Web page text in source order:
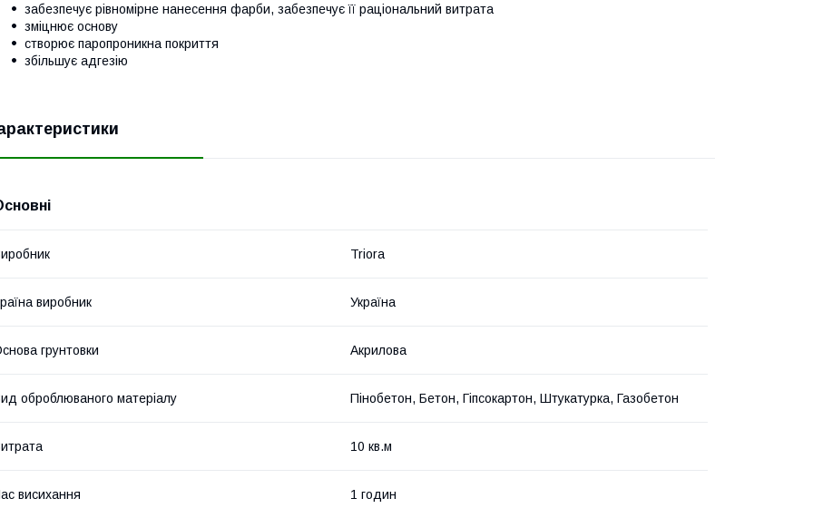
забезпечує рівномірне нанесення фарби, забезпечує її раціональний витрата
зміцнює основу
створює паропроникна покриття
збільшує адгезію
Triora
виробник Україна
грунтовки Акрилова
оброблюваного матеріалу Пінобетон, Бетон, Гіпсокартон, Штукатурка, Газобетон
10 кв.м
висихання 1 годин